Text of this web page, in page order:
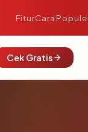
FiturCara
Cek Gratis